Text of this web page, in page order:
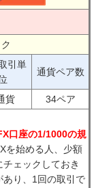
引単
通貨ペア数
貨
34ペア
口座の1/1000の規
を始める人、少額
ェックしておき
あり、1回の取引で